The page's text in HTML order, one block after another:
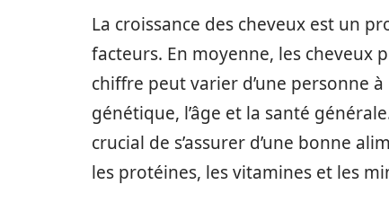
La croissance des cheveux est un
facteurs. En moyenne, les cheveux
chiffre peut varier d’une personne
génétique, l’âge et la santé
crucial de s’assurer d’une bonne
les protéines, les vitamines et les